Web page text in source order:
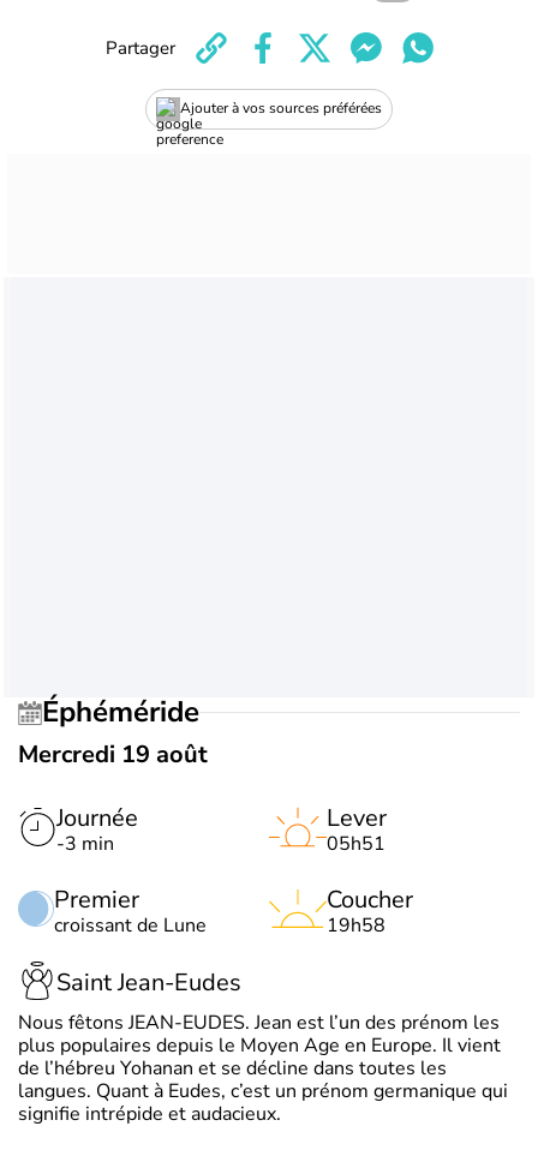
Ajouter à vos sources préférées
Partager
Éphéméride
Mercredi 19 août
Journée
-3 min
Premier
croissant de Lune
Lever
05h51
Coucher
19h58
Saint Jean-Eudes
Nous fêtons JEAN-EUDES. Jean est l’un des prénom les
plus populaires depuis le Moyen Age en Europe. Il vient
de l’hébreu Yohanan et se décline dans toutes les
langues. Quant à Eudes, c’est un prénom germanique qui
signifie intrépide et audacieux.